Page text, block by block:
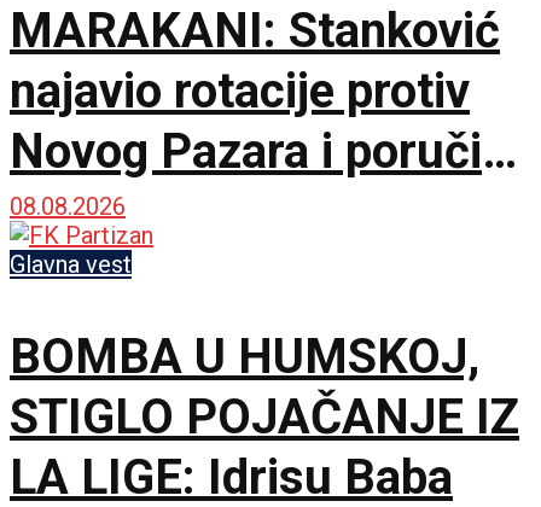
MARAKANI: Stanković
najavio rotacije protiv
Novog Pazara i poručio
– Nije pitanje života i
smrti, ali hoću
maksimum!
08.08.2026
Glavna vest
BOMBA U HUMSKOJ,
STIGLO POJAČANJE IZ
LA LIGE: Idrisu Baba